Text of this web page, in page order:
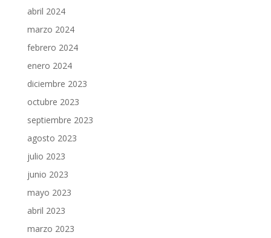
abril 2024
marzo 2024
febrero 2024
enero 2024
diciembre 2023
octubre 2023
septiembre 2023
agosto 2023
julio 2023
junio 2023
mayo 2023
abril 2023
marzo 2023